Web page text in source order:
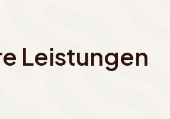
Leistungen